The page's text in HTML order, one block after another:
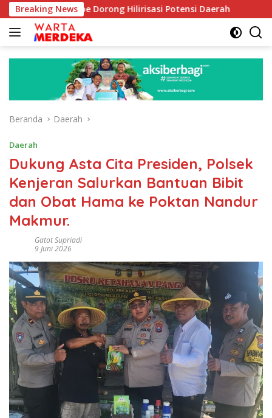
Langsung
ke
konten
Breaking News
Aboe Dorong Hilirisasi Potensi Daerah DPR Dorong
Beranda Daerah
Daerah
Dukung Asta Cita Presiden, Polsek
Kenjeran Salurkan Bantuan Bibit
dan Obat Hama ke Poktan Nandur
Makmur.
Gatot Supriadi
9 Juni 2026